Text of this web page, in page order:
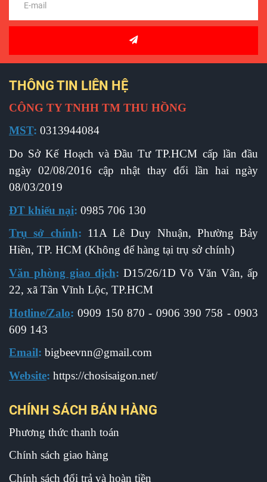
THÔNG TIN LIÊN HỆ
CÔNG TY TNHH TM THU HỒNG
MST: 0313944084
Do Sở Kế Hoạch và Đầu Tư TP.HCM cấp lần đầu
ngày 02/08/2016 cập nhật thay đổi lần hai ngày
08/03/2019
ĐT khiếu nại: 0985 706 130
Trụ sở chính: 11A Lê Duy Nhuận, Phường Bảy
Hiền, TP. HCM (Không để hàng tại trụ sở chính)
Văn phòng giao dịch: D15/26/1D Võ Văn Vân, ấp
22, xã Tân Vĩnh Lộc, TP.HCM
Hotline/Zalo: 0909 150 870 - 0906 390 758 - 0903
609 143
Email: bigbeevnn@gmail.com
Website: https://chosisaigon.net/
CHÍNH SÁCH BÁN HÀNG
Phương thức thanh toán
Chính sách giao hàng
Chính sách đổi trả và hoàn tiền